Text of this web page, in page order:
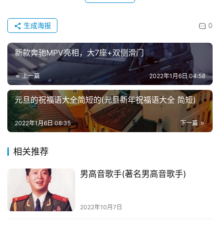
0
生成海报
新款奔驰MPV亮相，大7座+双侧滑门
上一篇 2022年1月6日 04:58
元旦的祝福语大全简短的(元旦新年祝福语大全 简短)
下一篇
2022年1月6日 08:35
相关推荐
男高音歌手(著名男高音歌手)
2022年10月7日